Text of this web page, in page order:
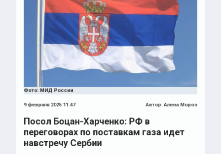
Фото: МИД России
Посол Боцан-Харченко: РФ в
переговорах по поставкам газа идет
навстречу Сербии
Посол России в Сербии Александр Боцан-